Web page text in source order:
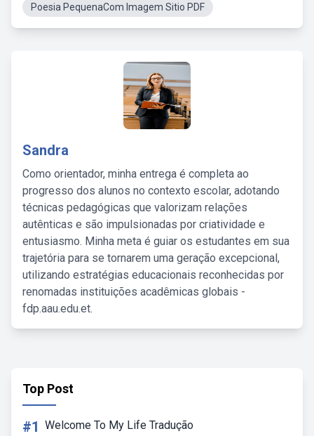
Poesia PequenaCom Imagem Sitio PDF
Sandra
Como orientador, minha entrega é completa ao
progresso dos alunos no contexto escolar, adotando
técnicas pedagógicas que valorizam relações
autênticas e são impulsionadas por criatividade e
entusiasmo. Minha meta é guiar os estudantes em sua
trajetória para se tornarem uma geração excepcional,
utilizando estratégias educacionais reconhecidas por
renomadas instituições acadêmicas globais -
fdp.aau.edu.et.
Top Post
#1 Welcome To My Life Tradução